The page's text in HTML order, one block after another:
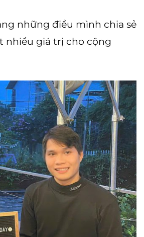
những điều mình chia sẻ
nhiều giá trị cho cộng